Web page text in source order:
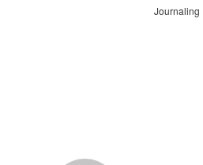
Journaling